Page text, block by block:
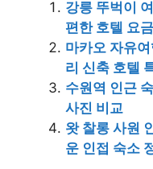
강릉 뚜벅이
편한 호텔 요
마카오 자유
리 신축 호텔
수원역 인근
사진 비교
왓 찰롱 사원
운 인접 숙소